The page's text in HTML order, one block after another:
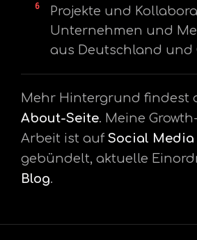
6
Projekte und
Unternehmen und
aus Deutschland und
Mehr Hintergrund findest
About-Seite. Meine
Arbeit ist auf Social
gebündelt, aktuelle
Blog.